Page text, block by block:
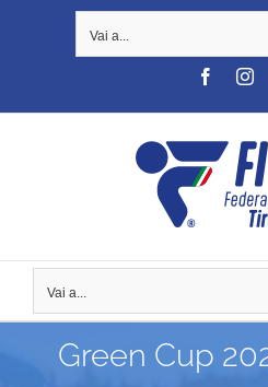
Vai a...
Vai a...
Green Cup